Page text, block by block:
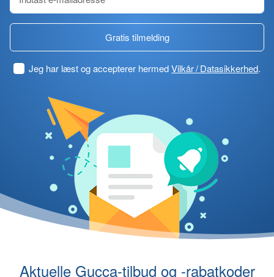
Gratis tilmelding
Jeg har læst og accepterer hermedVilkår / Datasikkerhed.
Aktuelle Gucca-tilbud og -rabatkoder